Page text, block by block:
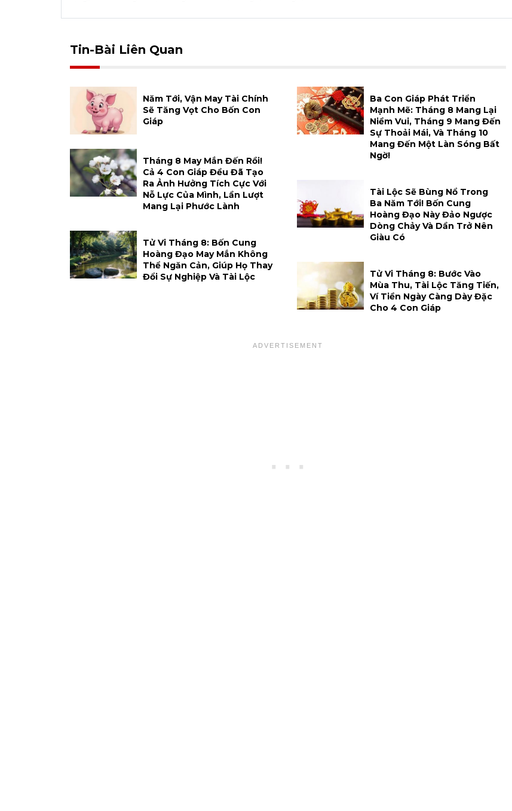
Tin-Bài Liên Quan
Năm Tới, Vận May Tài Chính
Sẽ Tăng Vọt Cho Bốn Con
Giáp
Tháng 8 May Mắn Đến Rồi!
Cả 4 Con Giáp Đều Đã Tạo
Ra Ảnh Hưởng Tích Cực Với
Nỗ Lực Của Mình, Lần Lượt
Mang Lại Phước Lành
Tử Vi Tháng 8: Bốn Cung
Hoàng Đạo May Mắn Không
Thể Ngăn Cản, Giúp Họ Thay
Đổi Sự Nghiệp Và Tài Lộc
Ba Con Giáp Phát Triển
Mạnh Mẽ: Tháng 8 Mang Lại
Niềm Vui, Tháng 9 Mang Đến
Sự Thoải Mái, Và Tháng 10
Mang Đến Một Làn Sóng Bất
Ngờ!
Tài Lộc Sẽ Bùng Nổ Trong
Ba Năm Tới! Bốn Cung
Hoàng Đạo Này Đảo Ngược
Dòng Chảy Và Dần Trở Nên
Giàu Có
Tử Vi Tháng 8: Bước Vào
Mùa Thu, Tài Lộc Tăng Tiến,
Ví Tiền Ngày Càng Dày Đặc
Cho 4 Con Giáp